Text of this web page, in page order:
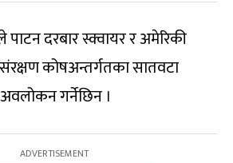
दरबार स्क्वायर र अमेरिकी
कोषअन्तर्गतका सातवटा
गर्नेछिन ।